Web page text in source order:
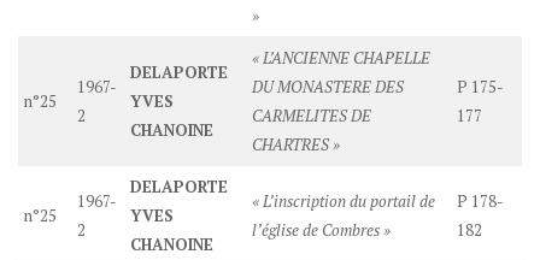
»
n°25
1967-
2
DELAPORTE
YVES
CHANOINE
« L’ANCIENNE CHAPELLE
DU MONASTERE DES
CARMELITES DE
CHARTRES »
P 175-
177
n°25
1967-
2
DELAPORTE
YVES
CHANOINE
« L’inscription du portail de
l’église de Combres »
P 178-
182